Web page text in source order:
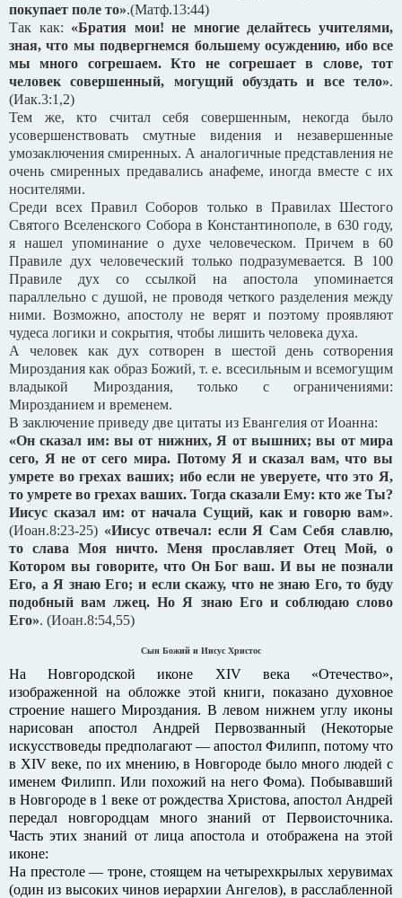
покупает поле то».(Матф.13:44)
Так как: «Братия мои! не многие делайтесь учителями,
зная, что мы подвергнемся большему осуждению, ибо все
мы много согрешаем. Кто не согрешает в слове, тот
человек совершенный, могущий обуздать и все тело».
(Иак.3:1,2)
Тем же, кто считал себя совершенным, некогда было
усовершенствовать смутные видения и незавершенные
умозаключения смиренных. А аналогичные представления не
очень смиренных предавались анафеме, иногда вместе с их
носителями.
Среди всех Правил Соборов только в Правилах Шестого
Святого Вселенского Собора в Константинополе, в 630 году,
я нашел упоминание о духе человеческом. Причем в 60
Правиле дух человеческий только подразумевается. В 100
Правиле дух со ссылкой на апостола упоминается
параллельно с душой, не проводя четкого разделения между
ними. Возможно, апостолу не верят и поэтому проявляют
чудеса логики и сокрытия, чтобы лишить человека духа.
А человек как дух сотворен в шестой день сотворения
Мироздания как образ Божий, т. е. всесильным и всемогущим
владыкой Мироздания, только с ограничениями:
Мирозданием и временем.
В заключение приведу две цитаты из Евангелия от Иоанна:
«Он сказал им: вы от нижних, Я от вышних; вы от мира
сего, Я не от сего мира. Потому Я и сказал вам, что вы
умрете во грехах ваших; ибо если не уверуете, что это Я,
то умрете во грехах ваших. Тогда сказали Ему: кто же Ты?
Иисус сказал им: от начала Сущий, как и говорю вам».
(Иоан.8:23-25) «Иисус отвечал: если Я Сам Себя славлю,
то слава Моя ничто. Меня прославляет Отец Мой, о
Котором вы говорите, что Он Бог ваш. И вы не познали
Его, а Я знаю Его; и если скажу, что не знаю Его, то буду
подобный вам лжец. Но Я знаю Его и соблюдаю слово
Его». (Иоан.8:54,55)
Сын Божий и Иисус Христос
На Новгородской иконе XIV века «Отечество»,
изображенной на обложке этой книги, показано духовное
строение нашего Мироздания. В левом нижнем углу иконы
нарисован апостол Андрей Первозванный (Некоторые
искусствоведы предполагают — апостол Филипп, потому что
в XIV веке, по их мнению, в Новгороде было много людей с
именем Филипп. Или похожий на него Фома). Побывавший
в Новгороде в 1 веке от рождества Христова, апостол Андрей
передал новгородцам много знаний от Первоисточника.
Часть этих знаний от лица апостола и отображена на этой
иконе:
На престоле — троне, стоящем на четырехкрылых херувимах
(один из высоких чинов иерархии Ангелов), в расслабленной